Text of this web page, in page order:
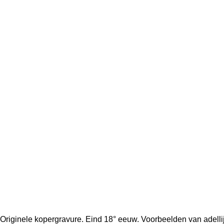
Originele kopergravure. Eind 18° eeuw. Voorbeelden van